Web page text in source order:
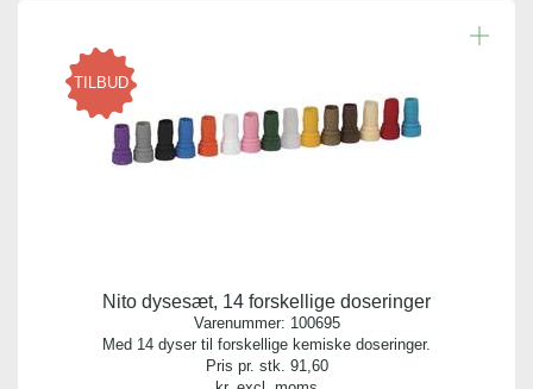
TILBUD
Nito dysesæt, 14 forskellige doseringer
Varenummer: 100695
Med 14 dyser til forskellige kemiske doseringer.
Pris pr. stk. 91,60